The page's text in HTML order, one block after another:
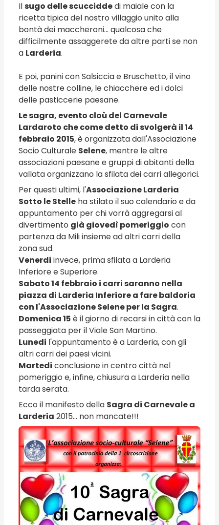
Ilsugo delle scucciddedi maiale con la
ricetta tipica del nostro villaggio unito alla
bontà dei maccheroni... qualcosa che
difficilmente assaggerete da altre parti se non
a Larderia.
E poi, panini con Salsiccia e Bruschetto, il vino
delle nostre colline, le chiacchere ed i dolci
delle pasticcerie paesane.
Le sagra, evento cloù del Carnevale
Lardaroto che come detto di svolgerà il 14
febbraio 2015, è organizzata dall'Associazione
Socio Culturale Selene, mentre le altre
associazioni paesane e gruppi di abitanti della
vallata organizzano la sfilata dei carri allegorici.
Per questi ultimi, l'Associazione Larderia
Sotto le Stelle ha stilato il suo calendario e da
appuntamento per chi vorrà aggregarsi al
divertimento già giovedì pomeriggio con
partenza da Mili insieme ad altri carri della
zona sud.
Venerdi invece, prima sfilata a Larderia
Inferiore e Superiore.
Sabato 14 febbraio i carri saranno nella
piazza di Larderia Inferiore a fare baldoria
con l'Associazione Selene per la Sagra.
Domenica 15 è il giorno di recarsi in città con la
passeggiata per il Viale San Martino.
Lunedi l'appuntamento è a Larderia, con gli
altri carri dei paesi vicini.
Martedi conclusione in centro città nel
pomeriggio e, infine, chiusura a Larderia nella
tarda serata.
Ecco il manifesto della Sagra di Carnevale a
Larderia 2015... non mancate!!!